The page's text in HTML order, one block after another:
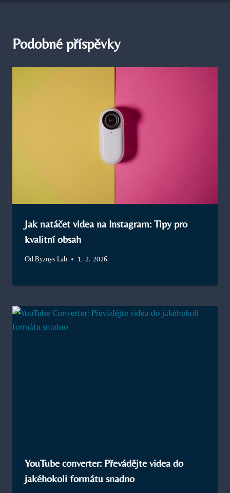
Podobné příspěvky
Jak natáčet videa na Instagram: Tipy pro
kvalitní obsah
Od Byznys Lab 1. 2. 2026
YouTube converter: Převádějte videa do
jakéhokoli formátu snadno